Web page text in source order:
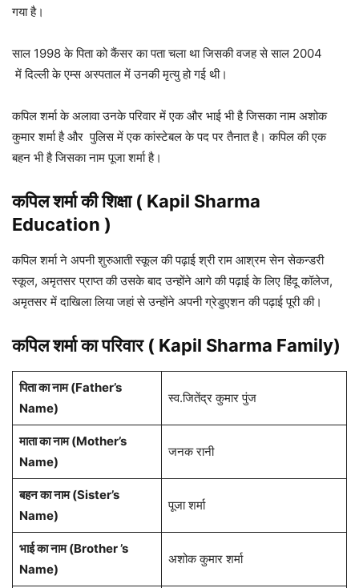
गया है।
साल 1998 के पिता को कैंसर का पता चला था जिसकी वजह से साल 2004
में दिल्ली के एम्स अस्पताल में उनकी मृत्यु हो गई थी।
कपिल शर्मा के अलावा उनके परिवार में एक और भाई भी है जिसका नाम अशोक
कुमार शर्मा है और पुलिस में एक कांस्टेबल के पद पर तैनात है। कपिल की एक
बहन भी है जिसका नाम पूजा शर्मा है।
कपिल शर्मा की शिक्षा ( Kapil Sharma
Education )
कपिल शर्मा ने अपनी शुरुआती स्कूल की पढ़ाई श्री राम आश्रम सेन सेकन्डरी
स्कूल, अमृतसर प्राप्त की उसके बाद उन्होंने आगे की पढ़ाई के लिए हिंदू कॉलेज,
अमृतसर में दाखिला लिया जहां से उन्होंने अपनी ग्रेडुएशन की पढ़ाई पूरी की।
कपिल शर्माका परिवार ( Kapil Sharma Family)
पिता का नाम (Father’s
Name)
स्व.जितेंद्र कुमार पुंज
माता का नाम (Mother’s
Name)
जनक रानी
बहन का नाम (Sister’s
Name)
पूजा शर्मा
भाई का नाम (Brother ’s
Name)
अशोक कुमार शर्मा